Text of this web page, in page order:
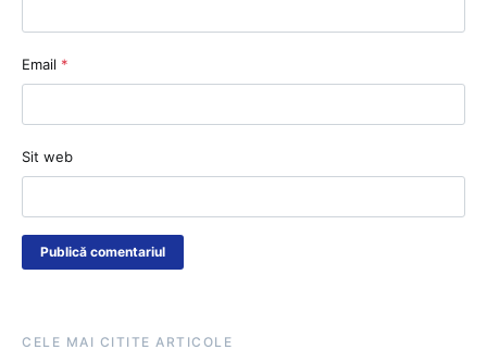
Email *
Sit web
CELE MAI CITITE ARTICOLE